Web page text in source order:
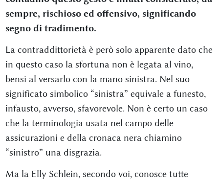
sempre, rischioso ed offensivo, significando
segno di tradimento.
La contraddittorietà è però solo apparente dato che
in questo caso la sfortuna non è legata al vino,
bensì al versarlo con la mano sinistra. Nel suo
significato simbolico “sinistra” equivale a funesto,
infausto, avverso, sfavorevole. Non è certo un caso
che la terminologia usata nel campo delle
assicurazioni e della cronaca nera chiamino
“sinistro” una disgrazia.
Ma la Elly Schlein, secondo voi, conosce tutte